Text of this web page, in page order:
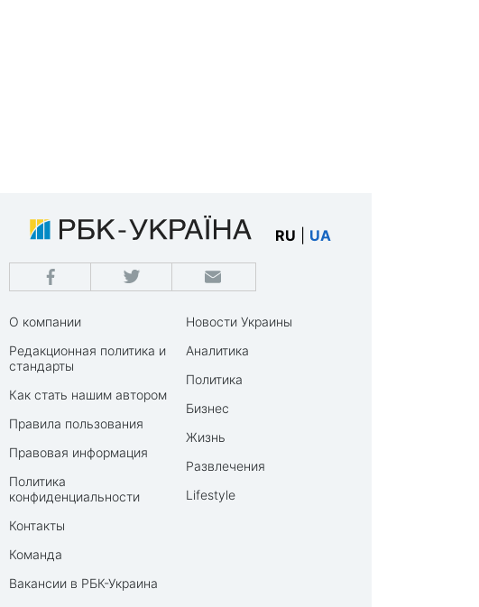
RU UA
О компании
Редакционная политика и
стандарты
Как стать нашим автором
Правила пользования
Правовая информация
Политика
конфиденциальности
Контакты
Команда
Вакансии в РБК-Украина
Новости Украины
Аналитика
Политика
Бизнес
Жизнь
Развлечения
Lifestyle